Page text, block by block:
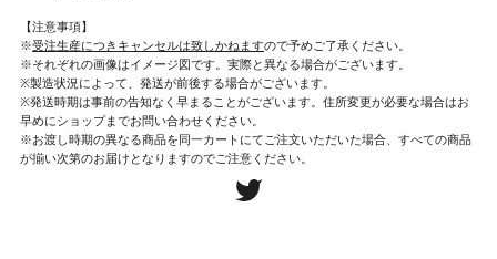
【注意事項】
※受注生産につきキャンセルは致しかねますので予めご了承ください。
※それぞれの画像はイメージ図です。実際と異なる場合がございます。
※製造状況によって、発送が前後する場合がございます。
※発送時期は事前の告知なく早まることがございます。住所変更が必要な場合はお
早めにショップまでお問い合わせください。
※お渡し時期の異なる商品を同一カートにてご注文いただいた場合、すべての商品
が揃い次第のお届けとなりますのでご注意ください。